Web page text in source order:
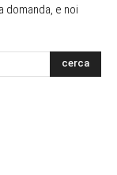
domanda, e noi
cerca